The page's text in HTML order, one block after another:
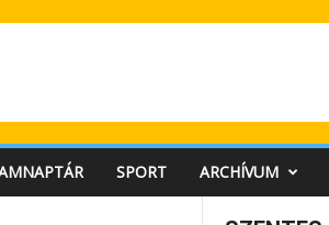
SPORT ARCHÍVUM